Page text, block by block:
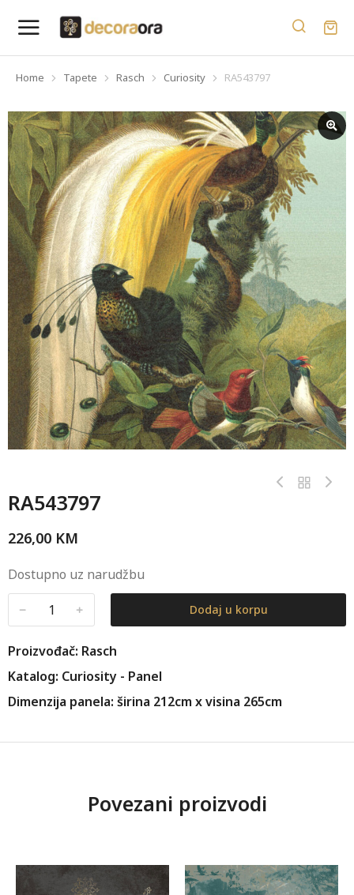
You are here:
Home Tapete Rasch Curiosity RA543797
RA543797
226,00 KM
Dostupno uz narudžbu
﹣ ﹢ Dodaj u korpu
Proizvođač: Rasch
Katalog: Curiosity - Panel
Dimenzija panela: širina 212cm x visina 265cm
Povezani proizvodi